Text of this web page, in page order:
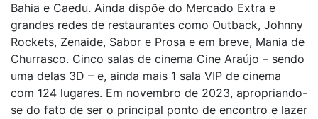
Bahia e Caedu. Ainda dispõe do Mercado Extra e
grandes redes de restaurantes como Outback, Johnny
Rockets, Zenaide, Sabor e Prosa e em breve, Mania de
Churrasco. Cinco salas de cinema Cine Araújo – sendo
uma delas 3D – e, ainda mais 1 sala VIP de cinema
com 124 lugares. Em novembro de 2023, apropriando-
se do fato de ser o principal ponto de encontro e lazer